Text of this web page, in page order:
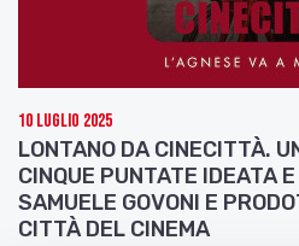
10 Luglio 2025
LONTANO DA CINECITTÀ.
CINQUE PUNTATE IDEATA
SAMUELE GOVONI E
CITTÀ DEL CINEMA